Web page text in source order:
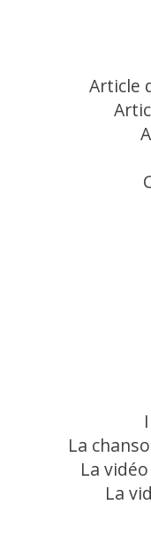
Article
La
La
La